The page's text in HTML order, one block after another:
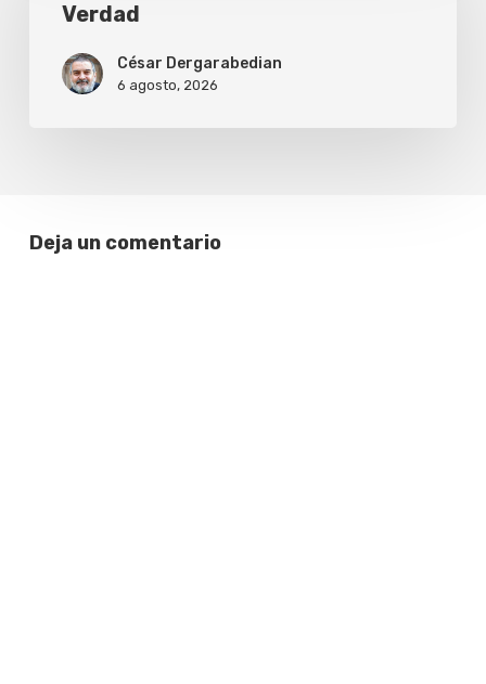
Verdad
César Dergarabedian
6 agosto, 2026
Deja un comentario